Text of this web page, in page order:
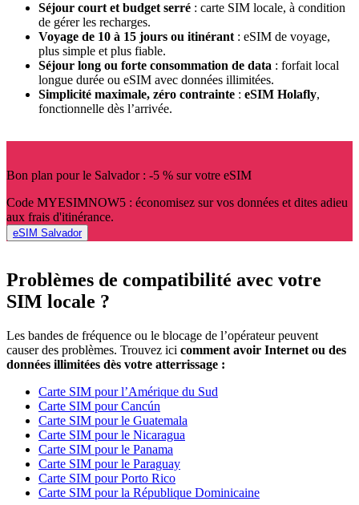
Séjour court et budget serré : carte SIM locale, à condition
de gérer les recharges.
Voyage de 10 à 15 jours ou itinérant : eSIM de voyage,
plus simple et plus fiable.
Séjour long ou forte consommation de data : forfait local
longue durée ou eSIM avec données illimitées.
Simplicité maximale, zéro contrainte : eSIM Holafly,
fonctionnelle dès l’arrivée.
Bon plan pour le Salvador : -5 % sur votre eSIM
Code MYESIMNOW5 : économisez sur vos données et dites adieu
aux frais d'itinérance.
eSIM Salvador
Problèmes de compatibilité avec votre
SIM locale ?
Les bandes de fréquence ou le blocage de l’opérateur peuvent
causer des problèmes. Trouvez ici comment avoir Internet ou des
données illimitées dès votre atterrissage :
Carte SIM pour l’Amérique du Sud
Carte SIM pour Cancún
Carte SIM pour le Guatemala
Carte SIM pour le Nicaragua
Carte SIM pour le Panama
Carte SIM pour le Paraguay
Carte SIM pour Porto Rico
Carte SIM pour la République Dominicaine